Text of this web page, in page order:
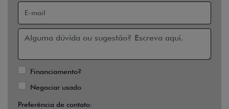
Financiamento?
Negociar usado
Preferência de contato: